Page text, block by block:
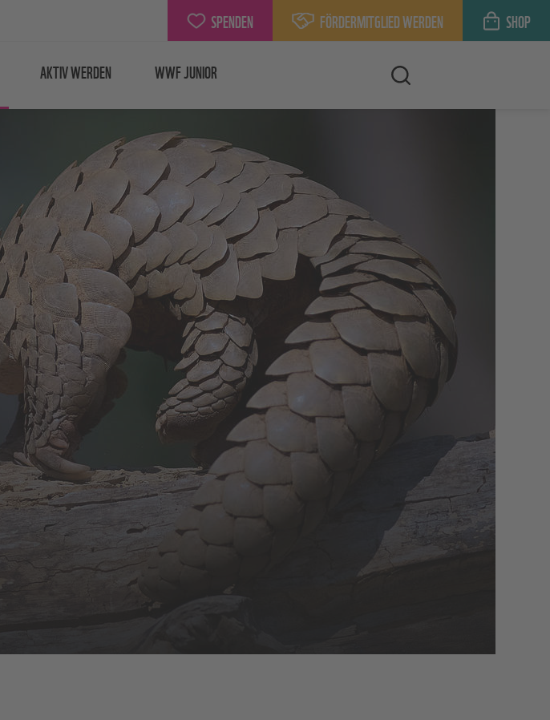
SPENDEN FÖRDERMITGLIED WERDEN SHOP
AKTIV WERDEN WWF JUNIOR